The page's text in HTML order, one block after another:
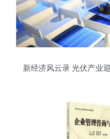
新经济风云录 光伏产业